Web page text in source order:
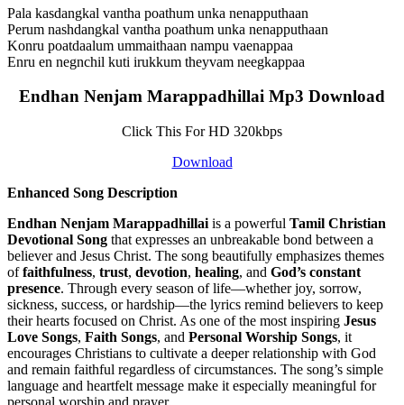
Pala kasdangkal vantha poathum unka nenapputhaan
Perum nashdangkal vantha poathum unka nenapputhaan
Konru poatdaalum ummaithaan nampu vaenappaa
Enru en negnchil kuti irukkum theyvam neegkappaa
Endhan Nenjam Marappadhillai Mp3 Download
Click This For HD 320kbps
Download
Enhanced Song Description
Endhan Nenjam Marappadhillai is a powerful Tamil Christian
Devotional Song that expresses an unbreakable bond between a
believer and Jesus Christ. The song beautifully emphasizes themes
offaithfulness, trust, devotion, healing, and God’s constant
presence. Through every season of life—whether joy, sorrow,
sickness, success, or hardship—the lyrics remind believers to keep
their hearts focused on Christ. As one of the most inspiring Jesus
Love Songs, Faith Songs, and Personal Worship Songs, it
encourages Christians to cultivate a deeper relationship with God
and remain faithful regardless of circumstances. The song’s simple
language and heartfelt message make it especially meaningful for
personal worship and prayer.